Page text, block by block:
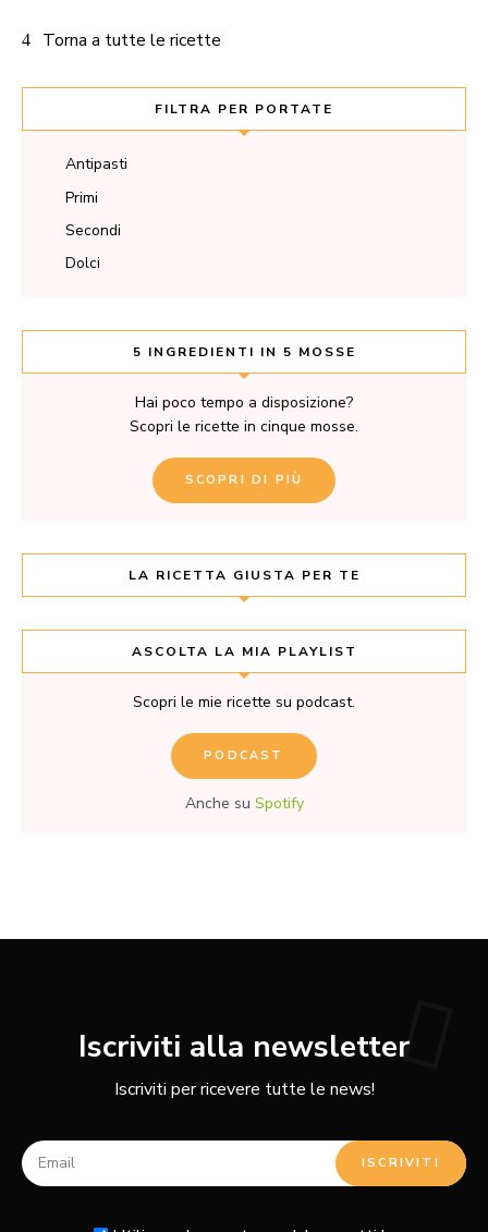
Torna a tutte le ricette
FILTRA PER PORTATE
Antipasti
Primi
Secondi
Dolci
5 INGREDIENTI IN 5 MOSSE
Hai poco tempo a disposizione?
Scopri le ricette in cinque mosse.
SCOPRI DI PIÙ
LA RICETTA GIUSTA PER TE
ASCOLTA LA MIA PLAYLIST
Scopri le mie ricette su podcast.
PODCAST
Anche su Spotify
Iscriviti alla newsletter
Iscriviti per ricevere tutte le news!